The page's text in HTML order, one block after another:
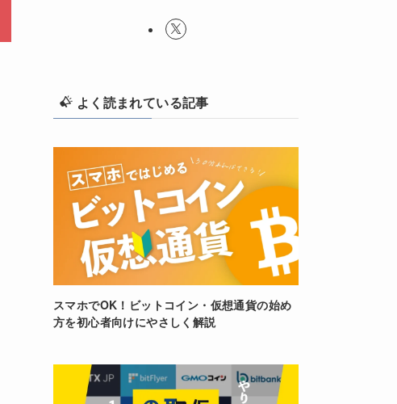
よく読まれている記事
スマホでOK！ビットコイン・仮想通貨の始め
方を初心者向けにやさしく解説